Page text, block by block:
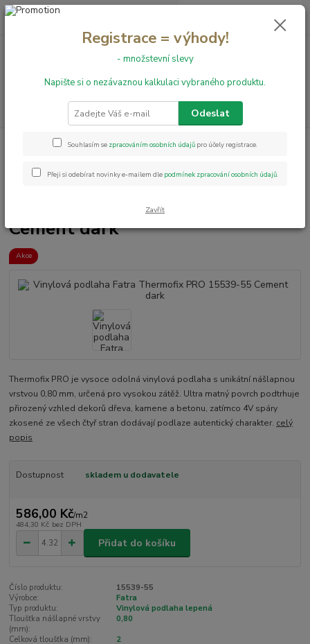
+420 731 199 591 0,00 Kč
Vinylové podlahy LEPENÉ Thermofix PRO
Vinylová
Vinylová podlaha Fatra
Thermofix PRO 15539-55
Cement dark
Akce
Thermofix PRO je vysoce odolná vinylová podlaha s unikátní nášlapnou
vrstvou 0,80 mm, určená pro vysokou zátěž. Ultra matný povrch podtrhuje
přirozený vzhled dekorů dřeva, kamene a betonu, zatímco 4V spáry
zkosené ze všech čtyř stran dodávají podlaze autentický charakter. celý
popis
Dostupnost skladem u dodavatele
586,00 Kč/m2
484,30 Kč bez DPH
Přidat do košíku
Číslo produktu:
15539-55
Výrobce:
Fatra
Typ produktu:
Vinylová podlaha lepená
Tloušťka nášlapné vrstvy
(mm):
0,80
Celková tloušťka (mm):
2
Registrace = výhody!
- množstevní slevy
Napište si o nezávaznou kalkulaci vybraného produktu.
Odeslat
Souhlasím se zpracováním osobních údajů pro účely registrace.
Přeji si odebírat novinky e-mailem dle podmínek zpracování osobních údajů.
Zavřít